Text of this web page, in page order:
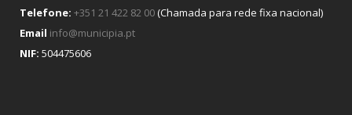
Telefone: +351 21 422 82 00(Chamada para rede fixa nacional)
Email info@municipia.pt
NIF: 504475606